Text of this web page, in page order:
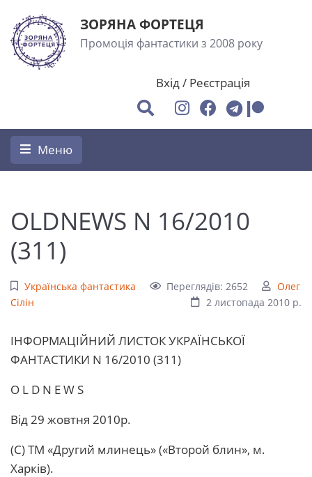
ЗОРЯНА ФОРТЕЦЯ
Промоція фантастики з 2008 року
Вхід/ Реєстрація
Меню
OLDNEWS N 16/2010
(311)
Українська фантастика Переглядів: 2652
Олег
Сілін
2 листопада 2010 р.
ІHФОРМАЦІЙНИЙ ЛИСТОК УКРАЇHСЬКОЇ
ФАHТАСТИКИ N 16/2010 (311)
O L D N E W S
Від 29 жовтня 2010р.
(С) ТМ «Другий млинець» («Второй блин», м.
Харків).